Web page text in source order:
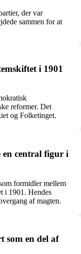
der var
sammen for at
i 1901
reformer. Det
og Folketinget.
central figur i
formidler mellem
i 1901. Hendes
af magten.
som en del af